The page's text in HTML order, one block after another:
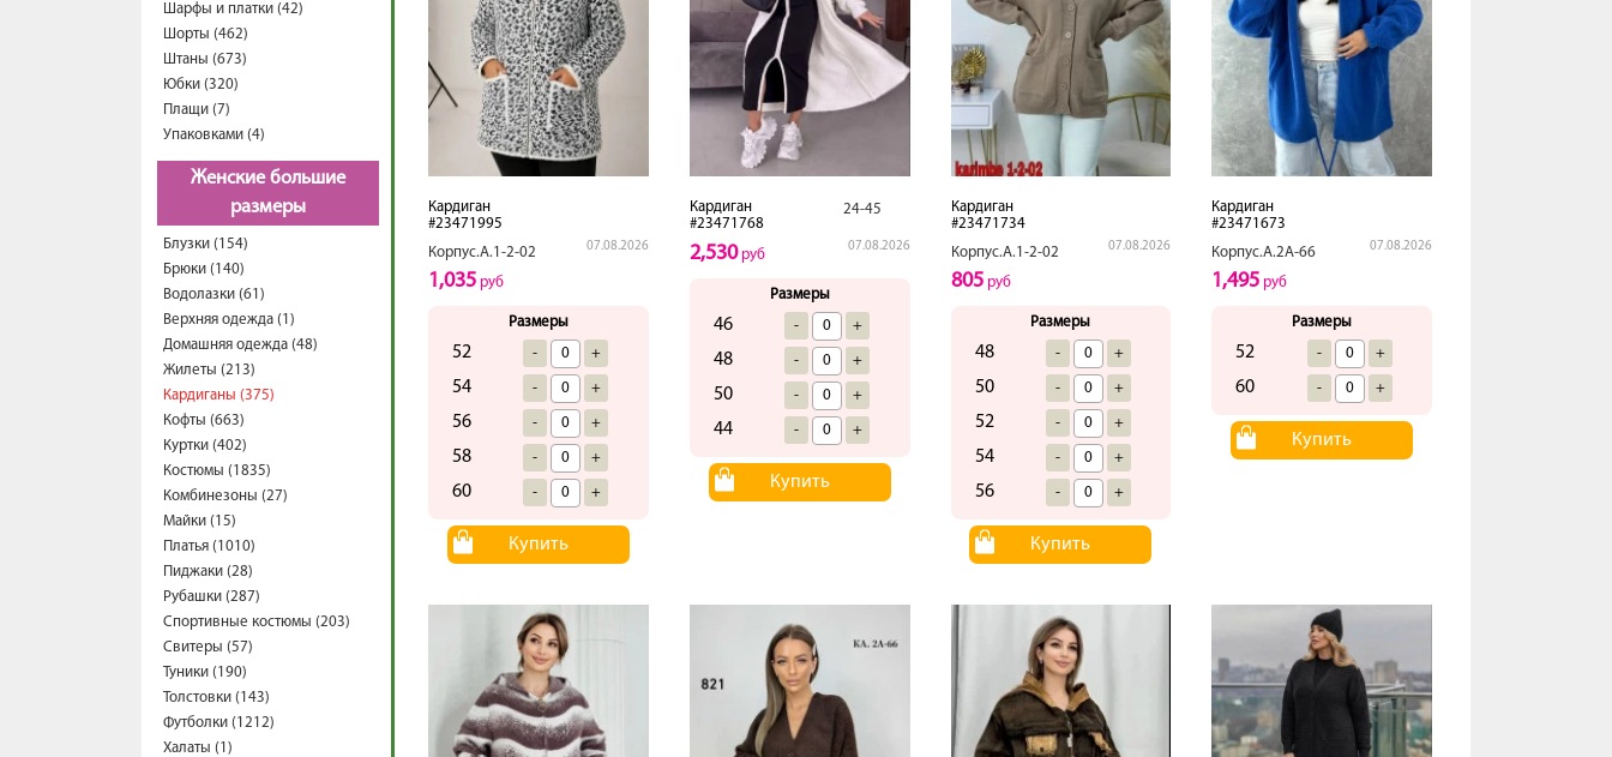
Шарфы и платки (42)
Шорты (462)
Штаны (673)
Юбки (320)
Плащи (7)
Упаковками (4)
Женские большие
размеры
Блузки (154)
Брюки (140)
Водолазки (61)
Верхняя одежда (1)
Домашняя одежда (48)
Жилеты (213)
Кардиганы (375)
Кофты (663)
Куртки (402)
Костюмы (1835)
Комбинезоны (27)
Майки (15)
Платья (1010)
Пиджаки (28)
Рубашки (287)
Спортивные костюмы (203)
Свитеры (57)
Туники (190)
Толстовки (143)
Футболки (1212)
Халаты (1)
Кардиган
#23471995
Корпус.А.1-2-02
07.08.2026
1,035 руб
Размеры
52 - +
54 - +
56 - +
58 - +
60 - +
Купить
Кардиган
#23471768
24-45
07.08.2026
2,530руб
Размеры
46 - +
48 - +
50 - +
44 - +
Купить
Кардиган
#23471734
Корпус.А.1-2-02
07.08.2026
805руб
Размеры
48 - +
50 - +
52 - +
54 - +
56 - +
Купить
Кардиган
#23471673
Корпус.А.2А-66
07.08.2026
1,495 руб
Размеры
52 - +
60 - +
Купить